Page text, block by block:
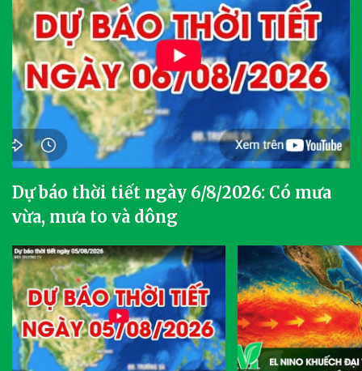
Dự báo thời tiết ngày 6/8/2026: Có mưa
vừa, mưa to và dông